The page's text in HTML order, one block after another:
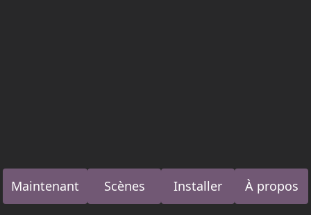
Maintenant Scènes Installer À propos